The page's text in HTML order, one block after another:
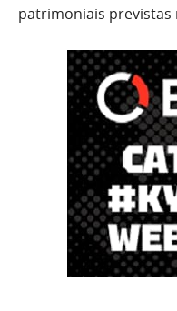
patrimoniais